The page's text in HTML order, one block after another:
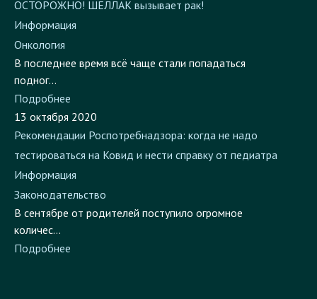
Информация
Онкология
В последнее время всё чаще стали попадаться
подног...
Подробнее
13 октября 2020
Рекомендации Роспотребнадзора: когда не надо
тестироваться на Ковид и нести справку от педиатра
Информация
Законодательство
В сентябре от родителей поступило огромное
количес...
Подробнее